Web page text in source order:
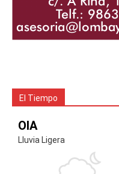
El Tiempo
OIA
Lluvia Ligera